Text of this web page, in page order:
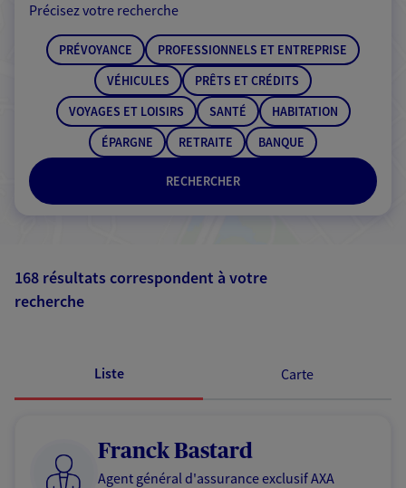
RECHERCHER
Précisez votre recherche
PRÉVOYANCE
PROFESSIONNELS ET ENTREPRISE
VÉHICULES
PRÊTS ET CRÉDITS
VOYAGES ET LOISIRS
SANTÉ
HABITATION
ÉPARGNE
RETRAITE BANQUE
168 résultats correspondent à votre
recherche
Liste Carte
Franck Bastard
Agent général d'assurance exclusif AXA